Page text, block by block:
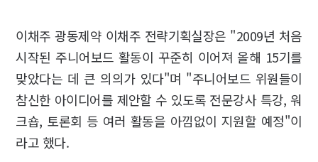
이채주 광동제약 이채주 전략기획실장은 "2009년 처음
시작된 주니어보드 활동이 꾸준히 이어져 올해 15기를
맞았다는 데 큰 의의가 있다"며 "주니어보드 위원들이
참신한 아이디어를 제안할 수 있도록 전문강사 특강, 워
크숍, 토론회 등 여러 활동을 아낌없이 지원할 예정"이
라고 했다.